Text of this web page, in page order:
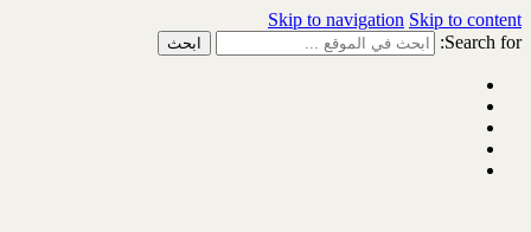
Skip to navigation Skip to content
Search for: